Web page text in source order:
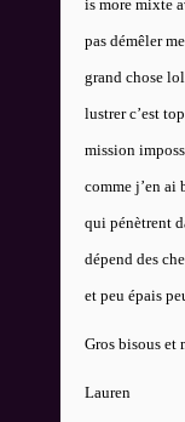
is more mixte
pas démêler
grand chose
lustrer c’est
mission
comme j’en ai
qui pénètrent
dépend des
et peu épais
Gros bisous et
Lauren